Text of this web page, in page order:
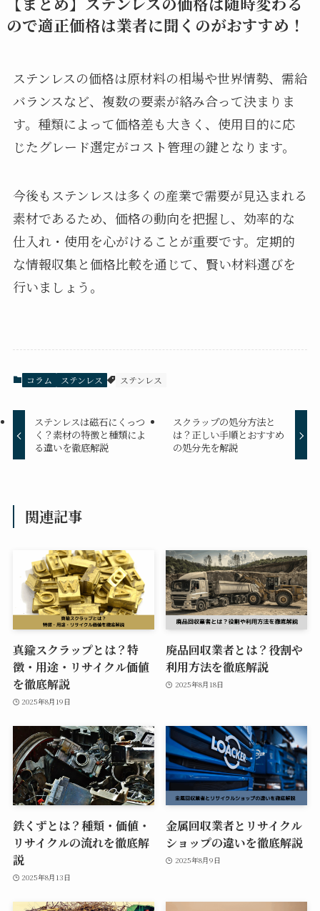
ので適正価格は業者に聞くのがおすすめ！
ステンレスの価格は原材料の相場や世界情勢、需給
バランスなど、複数の要素が絡み合って決まりま
す。種類によって価格差も大きく、使用目的に応
じたグレード選定がコスト管理の鍵となります。
今後もステンレスは多くの産業で需要が見込まれる
素材であるため、価格の動向を把握し、効率的な
仕入れ・使用を心がけることが重要です。定期的
な情報収集と価格比較を通じて、賢い材料選びを
行いましょう。
コラム ステンレス ステンレス
ステンレスは磁石にくっつ
く？素材の特徴と種類によ
る違いを徹底解説
スクラップの処分方法と
は？正しい手順とおすすめ
の処分先を解説
関連記事
真鍮スクラップとは？特
徴・用途・リサイクル価値
を徹底解説
2025年8月19日
廃品回収業者とは？役割や
利用方法を徹底解説
2025年8月18日
鉄くずとは？種類・価値・
リサイクルの流れを徹底解
説
2025年8月13日
金属回収業者とリサイクル
ショップの違いを徹底解説
2025年8月9日